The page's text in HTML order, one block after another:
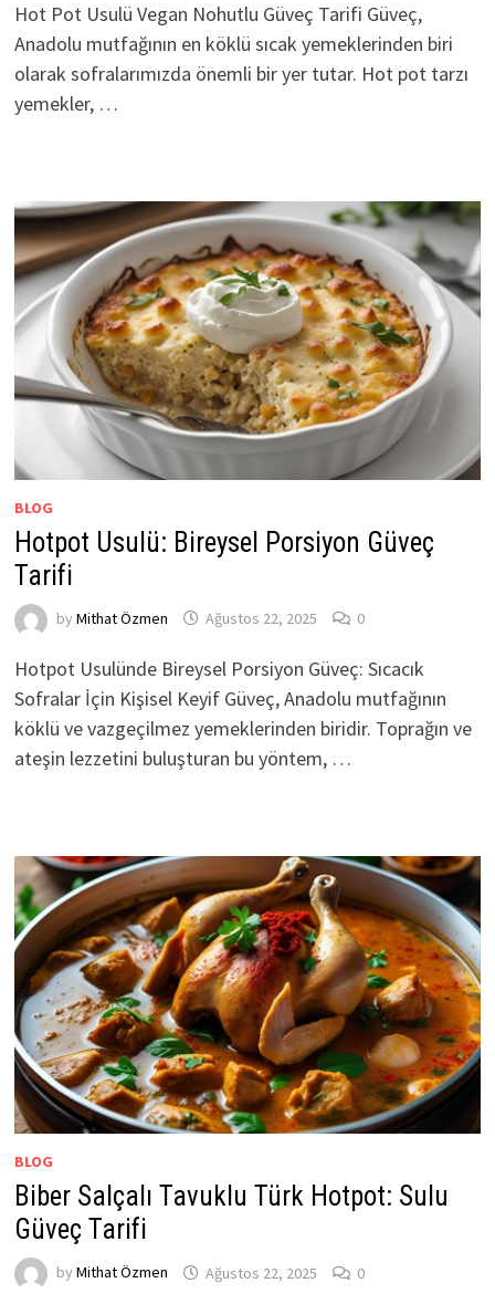
Hot Pot Usulü Vegan Nohutlu Güveç Tarifi Güveç,
Anadolu mutfağının en köklü sıcak yemeklerinden biri
olarak sofralarımızda önemli bir yer tutar. Hot pot tarzı
yemekler, …
BLOG
Hotpot Usulü: Bireysel Porsiyon Güveç
Tarifi
by Mithat Özmen Ağustos 22, 2025 0
Hotpot Usulünde Bireysel Porsiyon Güveç: Sıcacık
Sofralar İçin Kişisel Keyif Güveç, Anadolu mutfağının
köklü ve vazgeçilmez yemeklerinden biridir. Toprağın ve
ateşin lezzetini buluşturan bu yöntem, …
BLOG
Biber Salçalı Tavuklu Türk Hotpot: Sulu
Güveç Tarifi
by Mithat Özmen Ağustos 22, 2025 0